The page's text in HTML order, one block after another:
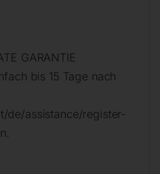
GARANTIE
bis 15 Tage nach
assistance/register-